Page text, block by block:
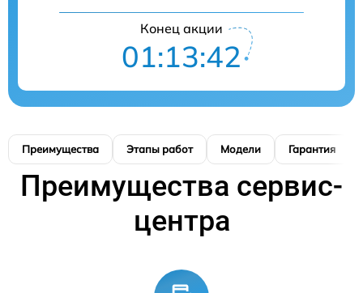
Конец акции
01:13:42
Преимущества Этапы работ Модели Гарантия
Преимущества сервис-
центра